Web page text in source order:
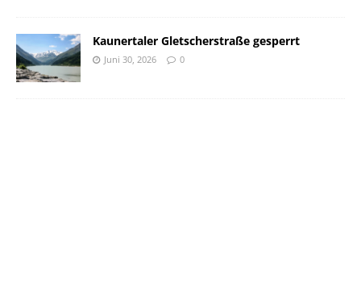
Kaunertaler Gletscherstraße gesperrt
Juni 30, 2026 0